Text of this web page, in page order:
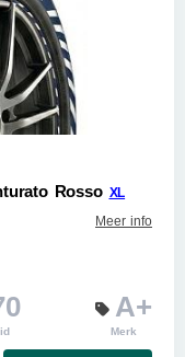
Rosso XL
Meer info
A+
Merk